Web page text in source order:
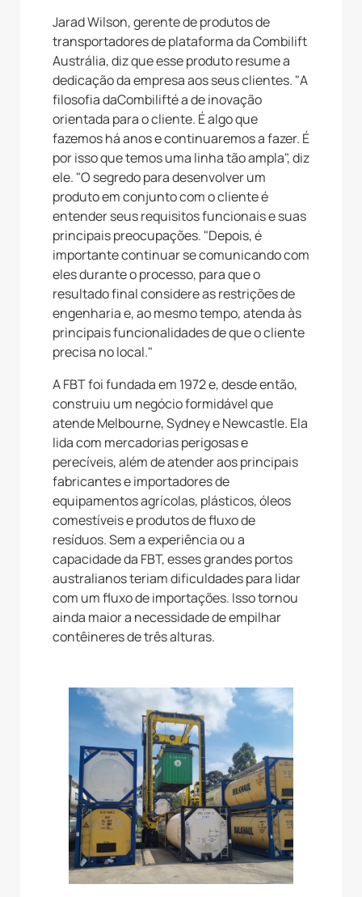
Jarad Wilson, gerente de produtos de
transportadores de plataforma da Combilift
Austrália, diz que esse produto resume a
dedicação da empresa aos seus clientes. "A
filosofia daCombilifté a de inovação
orientada para o cliente. É algo que
fazemos há anos e continuaremos a fazer. É
por isso que temos uma linha tão ampla", diz
ele. "O segredo para desenvolver um
produto em conjunto com o cliente é
entender seus requisitos funcionais e suas
principais preocupações. "Depois, é
importante continuar se comunicando com
eles durante o processo, para que o
resultado final considere as restrições de
engenharia e, ao mesmo tempo, atenda às
principais funcionalidades de que o cliente
precisa no local."
A FBT foi fundada em 1972 e, desde então,
construiu um negócio formidável que
atende Melbourne, Sydney e Newcastle. Ela
lida com mercadorias perigosas e
perecíveis, além de atender aos principais
fabricantes e importadores de
equipamentos agrícolas, plásticos, óleos
comestíveis e produtos de fluxo de
resíduos. Sem a experiência ou a
capacidade da FBT, esses grandes portos
australianos teriam dificuldades para lidar
com um fluxo de importações. Isso tornou
ainda maior a necessidade de empilhar
contêineres de três alturas.